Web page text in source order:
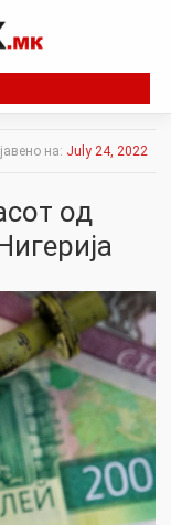
на: July 24, 2022
од